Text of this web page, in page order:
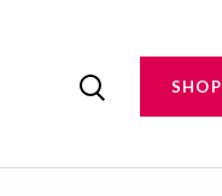
SHOP